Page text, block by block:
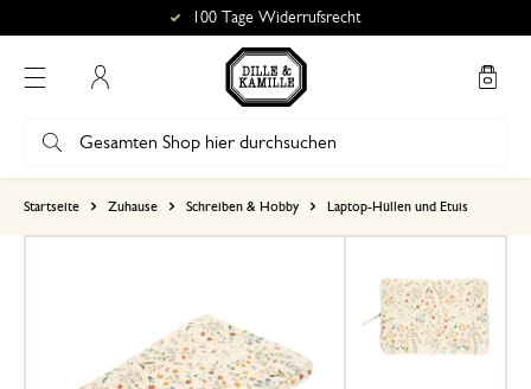
100 Tage Widerrufsrecht
Startseite Zuhause Schreiben & Hobby Laptop-Hüllen und Etuis
2
1